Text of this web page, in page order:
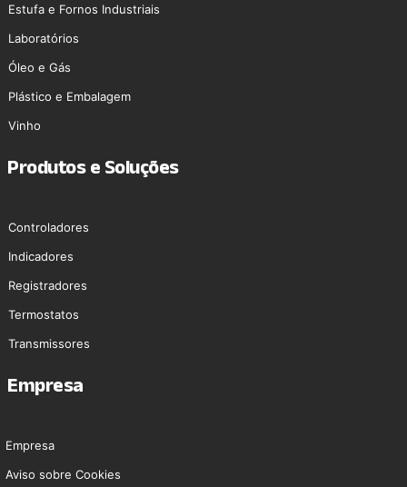
Estufa e Fornos Industriais
Laboratórios
Óleo e Gás
Plástico e Embalagem
Vinho
Produtos e Soluções
Controladores
Indicadores
Registradores
Termostatos
Transmissores
Empresa
Empresa
Aviso sobre Cookies